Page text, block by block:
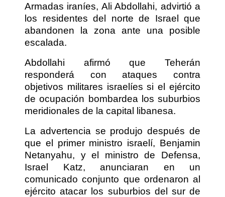
Armadas iraníes, Ali Abdollahi, advirtió a
los residentes del norte de Israel que
abandonen la zona ante una posible
escalada.
Abdollahi afirmó que Teherán
responderá con ataques contra
objetivos militares israelíes si el ejército
de ocupación bombardea los suburbios
meridionales de la capital libanesa.
La advertencia se produjo después de
que el primer ministro israelí, Benjamin
Netanyahu, y el ministro de Defensa,
Israel Katz, anunciaran en un
comunicado conjunto que ordenaron al
ejército atacar los suburbios del sur de